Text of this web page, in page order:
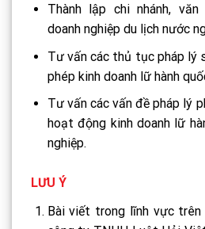
Thành lập chi nhánh,
doanh nghiệp du lịch nước
Tư vấn các thủ tục pháp lý
phép kinh doanh lữ hành
Tư vấn các vấn đề pháp lý
hoạt động kinh doanh lữ
nghiệp.
LƯU Ý
Bài viết trong lĩnh vực